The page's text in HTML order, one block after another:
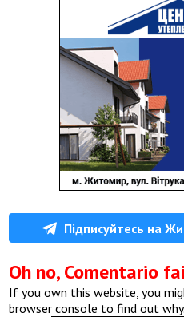
Підписуйтесь на
Oh no, Comentario
If you own this website, you
browser console to find out why.